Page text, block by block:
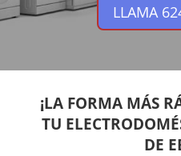
LLAMA
¡LA FORMA MÁS
TU
DE